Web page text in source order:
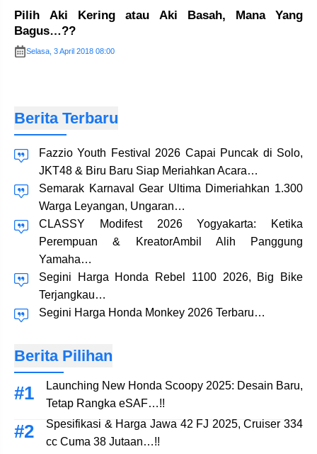
Pilih Aki Kering atau Aki Basah, Mana Yang
Bagus…??
Selasa, 3 April 2018 08:00
Berita Terbaru
Fazzio Youth Festival 2026 Capai Puncak di Solo,
JKT48 & Biru Baru Siap Meriahkan Acara…
Semarak Karnaval Gear Ultima Dimeriahkan 1.300
Warga Leyangan, Ungaran…
CLASSY Modifest 2026 Yogyakarta: Ketika
Perempuan & KreatorAmbil Alih Panggung
Yamaha…
Segini Harga Honda Rebel 1100 2026, Big Bike
Terjangkau…
Segini Harga Honda Monkey 2026 Terbaru…
Berita Pilihan
Launching New Honda Scoopy 2025: Desain Baru,
Tetap Rangka eSAF…!!
Spesifikasi & Harga Jawa 42 FJ 2025, Cruiser 334
cc Cuma 38 Jutaan…!!